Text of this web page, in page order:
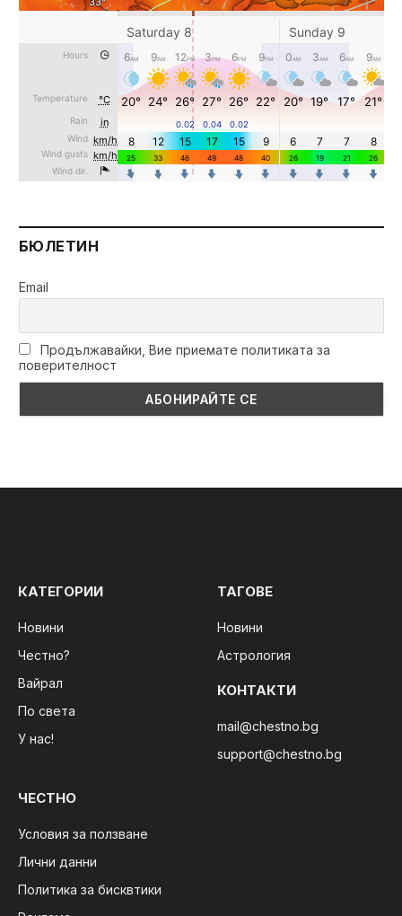
БЮЛЕТИН
Email
Продължавайки, Вие приемате политиката за
поверителност
КАТЕГОРИИ
Новини
Честно?
Вайрал
По света
У нас!
ТАГОВЕ
Новини
Астрология
КОНТАКТИ
mail@chestno.bg
support@chestno.bg
ЧЕСТНО
Условия за ползване
Лични данни
Политика за бисквтики